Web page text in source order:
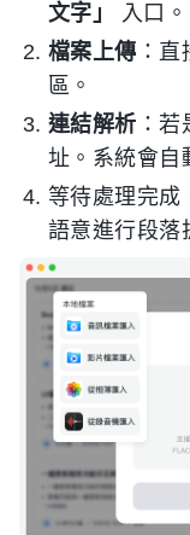
文字」
入口。
檔案上傳 ：
區。
連結解析 ：
址。系統會自
等待處理完成
語意進行段落